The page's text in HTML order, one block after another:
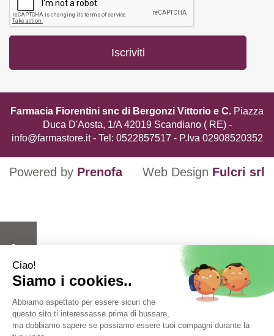
Farmacia Fiorentini snc di Bergonzi Vittorio e C. Piazza
Duca D'Aosta, 1/A 42019 Scandiano ( RE) -
info@farmastore.it- Tel: 0522857517 - P.Iva 02908520352
Powered by Prenofa Web Design Fulcri srl